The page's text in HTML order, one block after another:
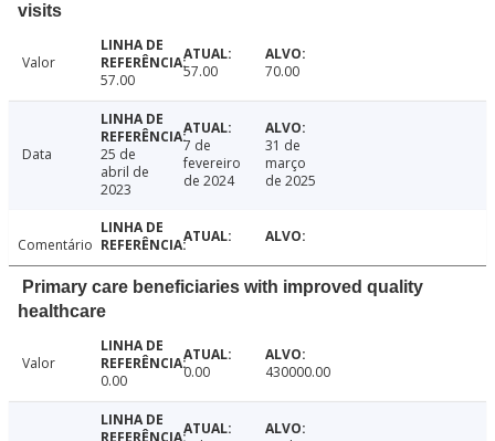
visits
Valor
57.00
57.00 70.00
Data
25 de
abril de
2023
7 de
fevereiro
de 2024
31 de
março
de 2025
Comentário
Primary care beneficiaries with improved quality
healthcare
Valor
0.00
0.00 430000.00